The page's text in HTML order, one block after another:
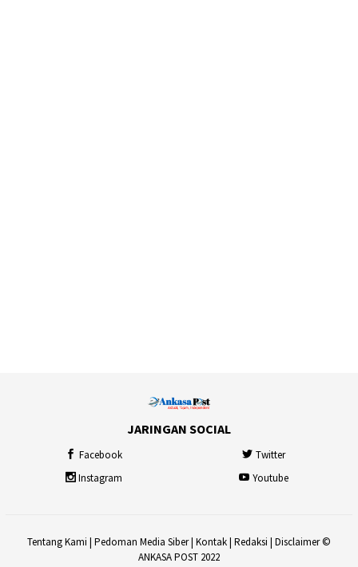
JARINGAN SOCIAL
Facebook
Twitter
Instagram
Youtube
Tentang Kami | Pedoman Media Siber| Kontak| Redaksi | Disclaimer©
ANKASA POST 2022